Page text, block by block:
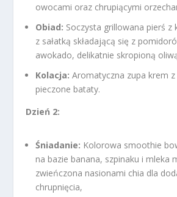
owocami oraz chrupiącymi
Obiad: Soczysta grillowana pierś z
z sałatką składającą się z
awokado, delikatnie skropioną
Kolacja: Aromatyczna zupa krem
pieczone bataty.
Dzień 2:
Śniadanie: Kolorowa smoothie
na bazie banana, szpinaku i mleka
zwieńczona nasionami chia dla
chrupnięcia,